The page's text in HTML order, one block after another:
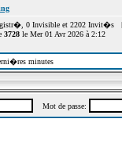
0 Invisible et 2202 Invit�s
3728le Mer 01 Avr 2026 à 2:12
minutes
Mot de passe: